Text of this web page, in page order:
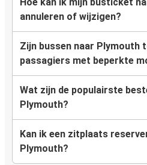
annuleren of wijzigen?
Zijn bussen naar Plymouth
passagiers met beperkte
Wat zijn de populairste
Plymouth?
Kan ik een zitplaats
Plymouth?